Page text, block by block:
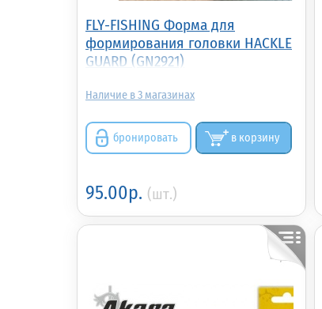
FLY-FISHING Форма для
формирования головки HACKLE
GUARD (GN2921)
3
бронировать в корзину
95.00р. (шт.)